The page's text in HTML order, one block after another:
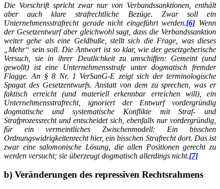
Die Vorschrift spricht zwar nur von Verbandssanktionen, enthält
aber auch klare strafrechtliche Bezüge. Zwar soll ein
Unternehmensstrafrecht gerade nicht eingeführt werden.[6] Wenn
der Gesetzentwurf aber gleichwohl sagt, dass die Verbandssanktion
weiter gehe als eine Geldbuße, stellt sich die Frage, was dieses
„Mehr“ sein soll. Die Antwort ist so klar, wie der gesetzgeberische
Versuch, sie in ihrer Deutlichkeit zu umschiffen: Gemeint (und
gewollt) ist eine Unternehmensstrafe unter dogmatisch fremder
Flagge. An § 8 Nr. 1 VerSanG-E zeigt sich der terminologische
Spagat des Gesetzentwurfs. Anstatt von dem zu sprechen, was er
faktisch erreicht (und materiell erkennbar erreichen will), ein
Unternehmensstrafrecht, ignoriert der Entwurf vordergründig
dogmatische und systematische Konflikte mit Straf- und
Strafprozessrecht und entscheidet sich, ebenfalls nur vordergründig,
für ein vermeintliches Zwischenmodell: Ein bisschen
Ordnungswidrigkeitenrecht hier, ein bisschen Strafrecht dort. Das ist
zwar eine salomonische Lösung, die allen Positionen gerecht zu
werden versucht; sie überzeugt dogmatisch allerdings nicht.[7]
b) Veränderungen des repressiven Rechtsrahmens